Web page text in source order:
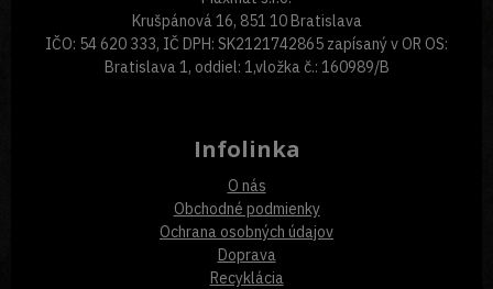
Krušpánová 16, 851 10 Bratislava
IČO: 54 620 333, IČ DPH: SK2121742865 zapísaný v OR OS:
Bratislava 1, oddiel: 1,vložka č.: 160989/B
Infolinka
O nás
Obchodné podmienky
Ochrana osobných údajov
Doprava
Recyklácia